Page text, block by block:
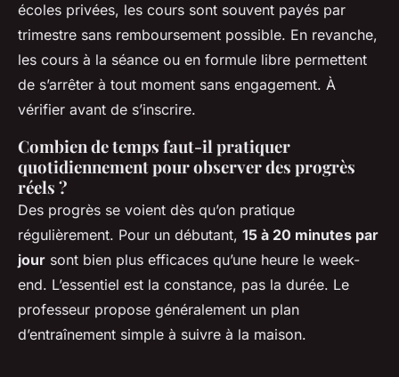
écoles privées, les cours sont souvent payés par
trimestre sans remboursement possible. En revanche,
les cours à la séance ou en formule libre permettent
de s’arrêter à tout moment sans engagement. À
vérifier avant de s’inscrire.
Combien de temps faut-il pratiquer
quotidiennement pour observer des progrès
réels ?
Des progrès se voient dès qu’on pratique
régulièrement. Pour un débutant, 15 à 20 minutes par
jour sont bien plus efficaces qu’une heure le week-
end. L’essentiel est la constance, pas la durée. Le
professeur propose généralement un plan
d’entraînement simple à suivre à la maison.